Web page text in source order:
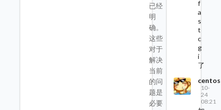
已经
明
确。
这些
对于
解决
当前
的问
题是
必要
f
a
s
t
c
g
i
了
centos
10-
24
08:21